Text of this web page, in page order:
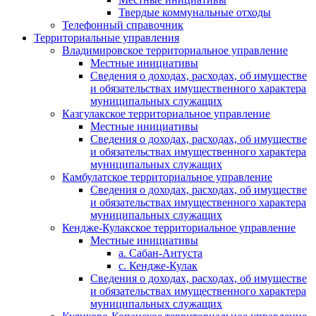
Твердые коммунальные отходы
Телефонный справочник
Территориальные управления
Владимировское территориальное управление
Местные инициативы
Сведения о доходах, расходах, об имуществе
и обязательствах имущественного характера
муниципальных служащих
Казгулакское территориальное управление
Местные инициативы
Сведения о доходах, расходах, об имуществе
и обязательствах имущественного характера
муниципальных служащих
Камбулатское территориальное управление
Сведения о доходах, расходах, об имуществе
и обязательствах имущественного характера
муниципальных служащих
Кендже-Кулакское территориальное управление
Местные инициативы
а. Сабан-Антуста
с. Кендже-Кулак
Сведения о доходах, расходах, об имуществе
и обязательствах имущественного характера
муниципальных служащих